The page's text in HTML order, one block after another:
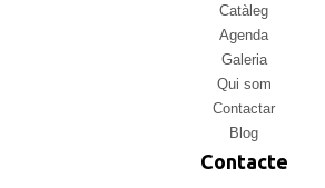
Catàleg
Agenda
Galeria
Qui som
Contactar
Blog
Contacte